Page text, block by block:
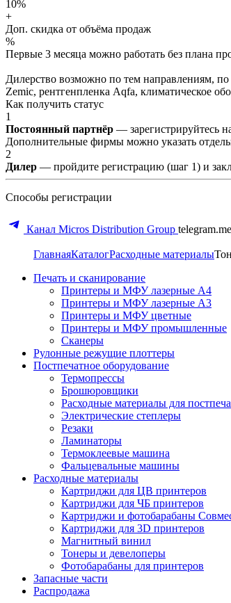
10%
+
Доп. скидка от объёма продаж
%
Первые 3 месяца можно работать без плана
Дилерство возможно по тем направлениям,
Zemic, рентгенпленка Aqfa, климатическое
Как получить статус
1
Постоянный партнёр — зарегистрируйтесь
Дополнительные фирмы можно указать
2
Дилер — пройдите регистрацию (шаг 1) и
Способы регистрации
Канал Micros Distribution Group
ГлавнаяКаталогРасходные материалы
Печать и сканирование
Принтеры и МФУ лазерные А4
Принтеры и МФУ лазерные А3
Принтеры и МФУ цветные
Принтеры и МФУ промышленные
Сканеры
Рулонные режущие плоттеры
Постпечатное оборудование
Термопрессы
Брошюровщики
Расходные материалы для
Электрические степлеры
Резаки
Ламинаторы
Термоклеевые машина
Фальцевальные машины
Расходные материалы
Картриджи для ЦВ принтеров
Картриджи для ЧБ принтеров
Картриджи и фотобарабаны
Картриджи для 3D принтеров
Магнитный винил
Тонеры и девелоперы
Фотобарабаны для принтеров
Запасные части
Распродажа